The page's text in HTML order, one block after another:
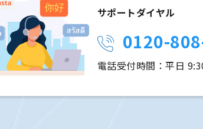
サポートダイヤル
0120-
電話受付時間：平日